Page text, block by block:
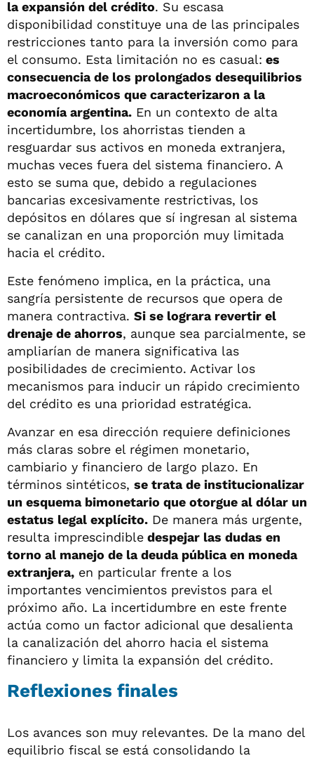
la expansión del crédito. Su escasa
disponibilidad constituye una de las principales
restricciones tanto para la inversión como para
el consumo. Esta limitación no es casual: es
consecuencia de los prolongados desequilibrios
macroeconómicos que caracterizaron a la
economía argentina. En un contexto de alta
incertidumbre, los ahorristas tienden a
resguardar sus activos en moneda extranjera,
muchas veces fuera del sistema financiero. A
esto se suma que, debido a regulaciones
bancarias excesivamente restrictivas, los
depósitos en dólares que sí ingresan al sistema
se canalizan en una proporción muy limitada
hacia el crédito.
Este fenómeno implica, en la práctica, una
sangría persistente de recursos que opera de
manera contractiva. Si se lograra revertir el
drenaje de ahorros, aunque sea parcialmente, se
ampliarían de manera significativa las
posibilidades de crecimiento. Activar los
mecanismos para inducir un rápido crecimiento
del crédito es una prioridad estratégica.
Avanzar en esa dirección requiere definiciones
más claras sobre el régimen monetario,
cambiario y financiero de largo plazo. En
términos sintéticos, se trata de institucionalizar
un esquema bimonetario que otorgue al dólar un
estatus legal explícito. De manera más urgente,
resulta imprescindible despejar las dudas en
torno al manejo de la deuda pública en moneda
extranjera, en particular frente a los
importantes vencimientos previstos para el
próximo año. La incertidumbre en este frente
actúa como un factor adicional que desalienta
la canalización del ahorro hacia el sistema
financiero y limita la expansión del crédito.
Reflexiones finales
Los avances son muy relevantes. De la mano del
equilibrio fiscal se está consolidando la